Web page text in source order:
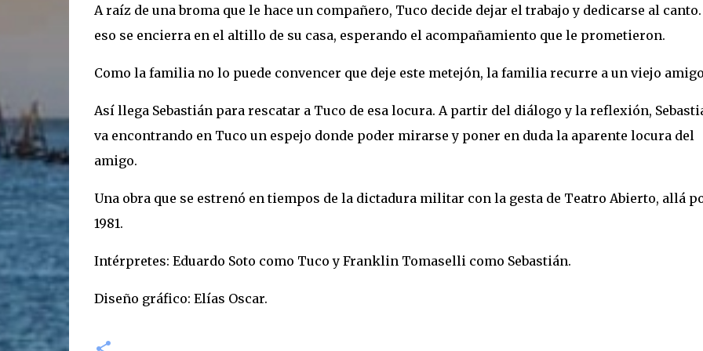
A raíz de una broma que le hace un compañero, Tuco decide dejar el trabajo y dedicarse al
eso se encierra en el altillo de su casa, esperando el acompañamiento que le prometieron.
Como la familia no lo puede convencer que deje este metejón, la familia recurre a un viejo
Así llega Sebastián para rescatar a Tuco de esa locura. A partir del diálogo y la reflexión,
va encontrando en Tuco un espejo donde poder mirarse y poner en duda la aparente locura del
amigo.
Una obra que se estrenó en tiempos de la dictadura militar con la gesta de Teatro Abierto, allá
1981.
Intérpretes: Eduardo Soto como Tuco y Franklin Tomaselli como Sebastián.
Diseño gráfico: Elías Oscar.